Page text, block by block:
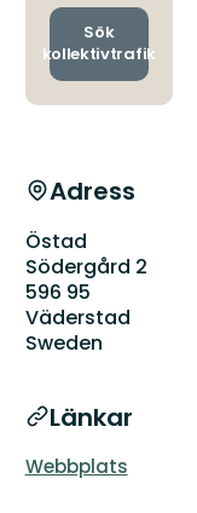
och
Sök
kollektivtrafik
Adress
Östad
Södergård 2
596 95
Väderstad
Sweden
Länkar
Webbplats